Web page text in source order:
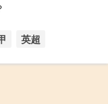
英超